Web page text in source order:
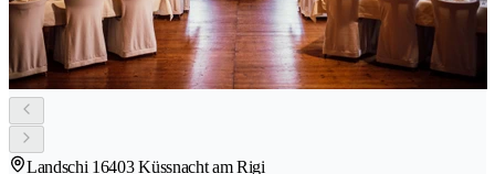
Landschi 16403 Küssnacht am Rigi